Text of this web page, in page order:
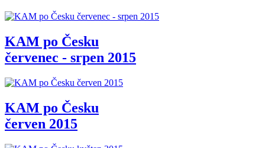
KAM po Česku
červenec - srpen 2015
KAM po Česku
červen 2015